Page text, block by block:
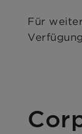
Für